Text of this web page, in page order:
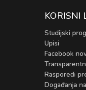
KORISNI
Studijski
Upisi
Facebook
Rasporedi
Događanja